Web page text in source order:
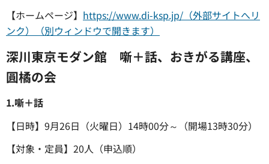
【ホームページ】 https://www.di-ksp.jp/（外部サイトへリ
ンク）（別ウィンドウで開きます）
深川東京モダン館 噺＋話、おきがる講座、
圓橘の会
1.噺＋話
【日時】9月26日（火曜日）14時00分～（開場13時30分）
【対象・定員】20人（申込順）